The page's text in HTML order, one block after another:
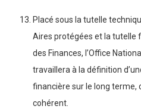
Placé sous la tutelle
Aires protégées et la tutelle
des Finances, l’Office
travaillera à la définition
financière sur le long terme,
cohérent.